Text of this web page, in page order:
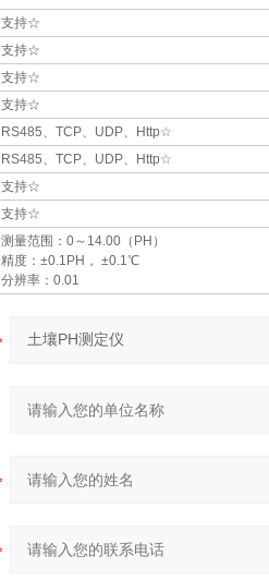
支持☆
支持☆
支持☆
支持☆
RS485、TCP、UDP、Http☆
RS485、TCP、UDP、Http☆
支持☆
支持☆
测量范围：0～14.00（PH）
精度：±0.1PH， ±0.1℃
分辨率：0.01